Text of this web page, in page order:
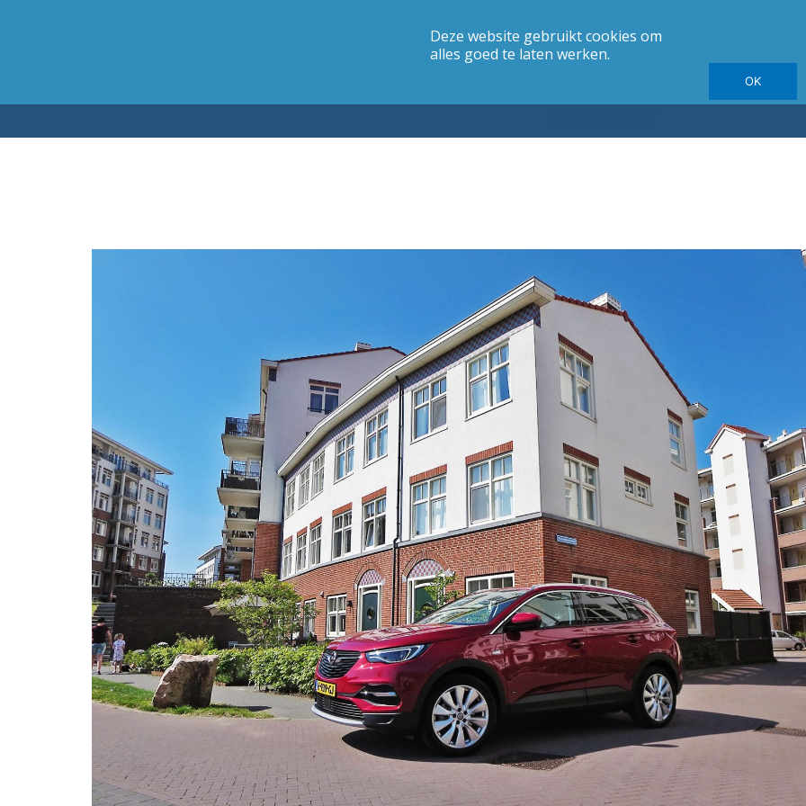
Carrosserie Jaargang Elektrische autotesten
Autotesten
Deze website gebruikt cookies om
alles goed te laten werken.
OK